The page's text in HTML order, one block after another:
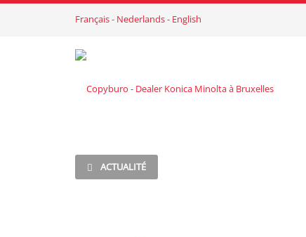
Français- Nederlands- English
ACTUALITÉ